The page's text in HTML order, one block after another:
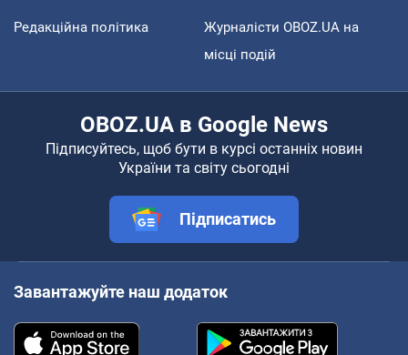
Редакційна політика
Журналісти OBOZ.UA на
місці подій
OBOZ.UA в Google News
Підписуйтесь, щоб бути в курсі останніх новин
України та світу сьогодні
Підписатись
Завантажуйте наш додаток